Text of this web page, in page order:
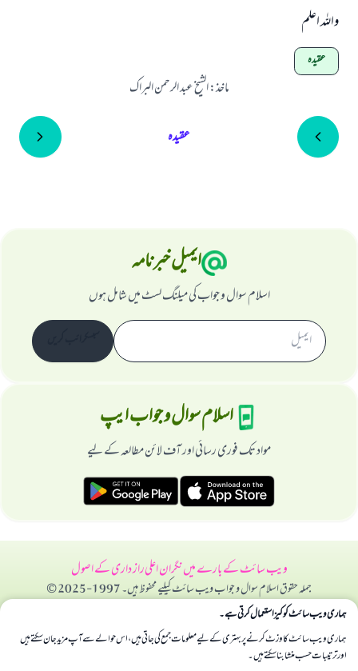
واللہ اعلم
عقیدہ
ماخذ:الشيخ عبد الرحمن البراك
عقیدہ
ایمیل خبرنامہ
اسلام سوال و جواب کی میلنگ لسٹ میں شامل ہوں
اسلام سوال و جواب ایپ
مواد تک فوری رسائی اور آف لائن مطالعہ کے لیے
ویب سائٹ کے بارے میںنگران اعلیراز داری کے اصول
جملہ حقوق اسلام سوال و جواب ویب سائٹ کیلیے محفوظ ہیں۔ 1997-2025 ©
ہماری ویب سائٹ کوکیز استعمال کرتی ہے۔
ہماری ویب سائٹ کا وزٹ کرنے پر بہتری کے لیے معلومات جمع کی جاتی ہیں، اس حوالے سے آپ مزید جان سکتے ہیں
اور ترتیبات حسب منشا بنا سکتے ہیں۔